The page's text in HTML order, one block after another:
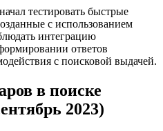
тестировать быстрые
с использованием
интеграцию
ответов
с поисковой выдачей.
в поиске
2023)